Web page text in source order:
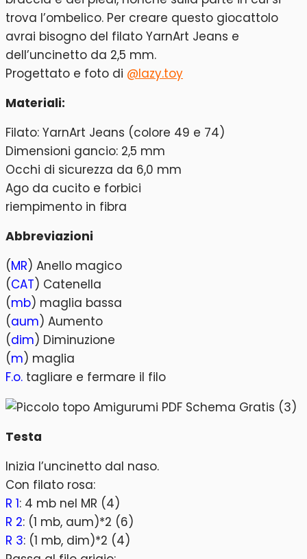
trova l’ombelico. Per creare questo giocattolo
avrai bisogno del filato YarnArt Jeans e
dell’uncinetto da 2,5 mm.
Progettato e foto di @lazy.toy
Materiali:
Filato: YarnArt Jeans (colore 49 e 74)
Dimensioni gancio: 2,5 mm
Occhi di sicurezza da 6,0 mm
Ago da cucito e forbici
riempimento in fibra
Abbreviazioni
(MR) Anello magico
(CAT) Catenella
(mb) maglia bassa
(aum) Aumento
(dim) Diminuzione
(m) maglia
F.o. tagliare e fermare il filo
Testa
Inizia l’uncinetto dal naso.
Con filato rosa:
R 1: 4 mb nel MR (4)
R 2: (1 mb, aum)*2 (6)
R 3: (1 mb, dim)*2 (4)